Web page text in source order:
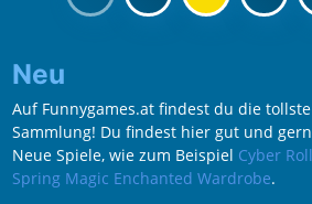
Neu
Auf Funnygames.at findest du die
Sammlung! Du findest hier gut und
Neue Spiele, wie zum Beispiel Cyber
Spring Magic Enchanted Wardrobe.